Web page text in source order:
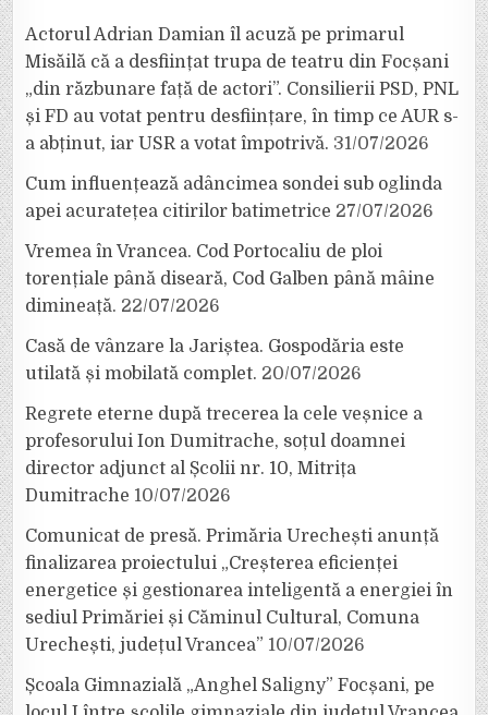
Actorul Adrian Damian îl acuză pe primarul
Misăilă că a desființat trupa de teatru din Focșani
„din răzbunare față de actori”. Consilierii PSD, PNL
și FD au votat pentru desființare, în timp ce AUR s-
a abținut, iar USR a votat împotrivă. 31/07/2026
Cum influențează adâncimea sondei sub oglinda
apei acuratețea citirilor batimetrice 27/07/2026
Vremea în Vrancea. Cod Portocaliu de ploi
torențiale până diseară, Cod Galben până mâine
dimineață. 22/07/2026
Casă de vânzare la Jariștea. Gospodăria este
utilată și mobilată complet. 20/07/2026
Regrete eterne după trecerea la cele veșnice a
profesorului Ion Dumitrache, soțul doamnei
director adjunct al Școlii nr. 10, Mitrița
Dumitrache 10/07/2026
Comunicat de presă. Primăria Urechești anunță
finalizarea proiectului „Creșterea eficienței
energetice și gestionarea inteligentă a energiei în
sediul Primăriei și Căminul Cultural, Comuna
Urechești, județul Vrancea” 10/07/2026
Școala Gimnazială „Anghel Saligny” Focșani, pe